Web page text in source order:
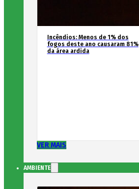
Incêndios: Menos de 1% dos
fogos deste ano causaram 81%
da área ardida
VER MAIS
AMBIENTE